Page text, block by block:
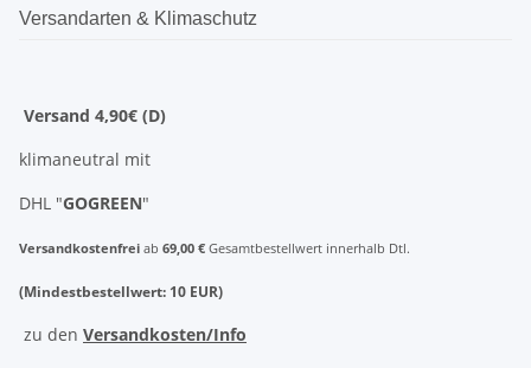
Versandarten & Klimaschutz
Versand 4,90€ (D)
klimaneutral mit
DHL "GOGREEN"
Versandkostenfrei ab 69,00 € Gesamtbestellwert innerhalb Dtl.
(Mindestbestellwert: 10 EUR)
zu den Versandkosten/Info